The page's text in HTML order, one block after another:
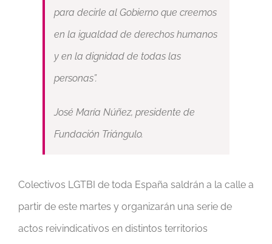
para decirle al Gobierno que creemos
en la igualdad de derechos humanos
y en la dignidad de todas las
personas”.
José María Núñez, presidente de
Fundación Triángulo.
Colectivos LGTBI de toda España saldrán a la calle a
partir de este martes y organizarán una serie de
actos reivindicativos en distintos territorios